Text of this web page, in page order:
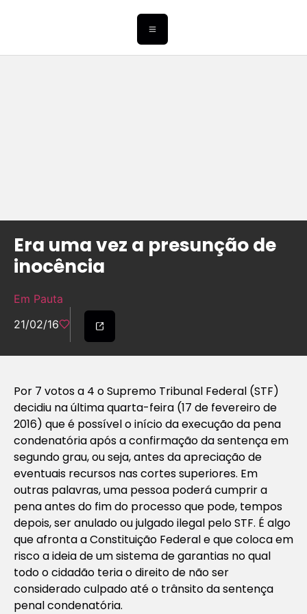
Era uma vez a presunção de
inocência
Em Pauta
21/02/16
Por 7 votos a 4 o Supremo Tribunal Federal (STF)
decidiu na última quarta-feira (17 de fevereiro de
2016) que é possível o início da execução da pena
condenatória após a confirmação da sentença em
segundo grau, ou seja, antes da apreciação de
eventuais recursos nas cortes superiores. Em
outras palavras, uma pessoa poderá cumprir a
pena antes do fim do processo que pode, tempos
depois, ser anulado ou julgado ilegal pelo STF. É algo
que afronta a Constituição Federal e que coloca em
risco a ideia de um sistema de garantias no qual
todo o cidadão teria o direito de não ser
considerado culpado até o trânsito da sentença
penal condenatória.